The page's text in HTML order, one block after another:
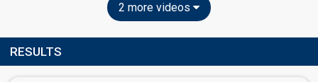
2 more videos
RESULTS